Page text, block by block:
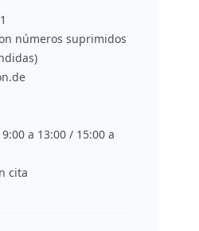
números suprimidos
a 13:00 / 15:00 a
cita